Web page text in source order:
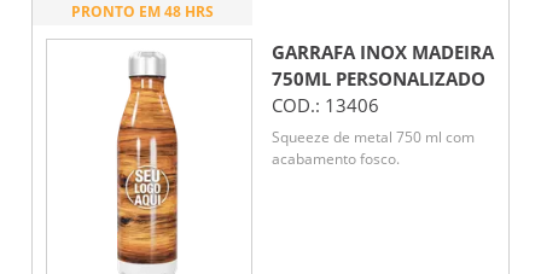
PRONTO EM 48 HRS
GARRAFA INOX MADEIRA
750ML PERSONALIZADO
COD.: 13406
Squeeze de metal 750 ml com
acabamento fosco.